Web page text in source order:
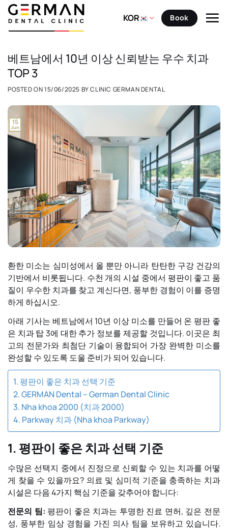
Skip
content
KOR Book
베트남에서 10년 이상 신뢰받는 우수 치과
TOP 3
POSTED ON15/06/2025 BYCLINIC GERMAN DENTAL
15
Jun
환한 미소는 심미성에서 올 뿐만 아니라 탄탄한 구강 건강의
기반에서 비롯됩니다. 수천 개의 시설 중에서 평판이 좋고 품
질이 우수한 치과를 찾고 계신다면, 풍부한 경험이 이를 증명
하게 하십시오.
아래 기사는 베트남에서 10년 이상 미소를 만들어 온 평판 좋
은 치과 탑 3에 대한 추가 정보를 제공할 것입니다. 이곳은 최
고의 전문가와 최첨단 기술이 융합되어 가장 완벽한 미소를
완성할 수 있도록 도울 준비가 되어 있습니다.
1. 평판이 좋은 치과 선택 기준
2. GERMAN Dental – German Dental Clinic
3. Nha khoa 2000 (치과 2000)
4. Parkway 치과 (Nha khoa Parkway)
1. 평판이 좋은 치과 선택 기준
수많은 선택지 중에서 진정으로 신뢰할 수 있는 치과를 어떻
게 찾을 수 있을까요? 의료 및 심미적 기준을 충족하는 치과
시설은 다음 4가지 핵심 기준을 갖추어야 합니다:
전문의 팀: 평판이 좋은 치과는 투명한 진료 면허, 깊은 전문
성, 풍부한 임상 경험을 가진 의사 팀을 보유하고 있습니다.